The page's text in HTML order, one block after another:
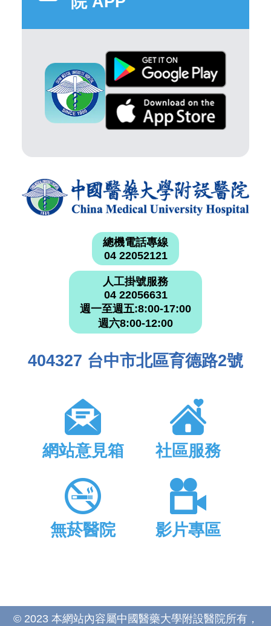
總機電話專線
04 22052121
人工掛號服務
04 22056631
週一至週五:8:00-17:00
週六8:00-12:00
404327 台中市北區育德路2號
網站意見箱 社區服務
無菸醫院 影片專區
© 2023 本網站內容屬中國醫藥大學附設醫院所有，